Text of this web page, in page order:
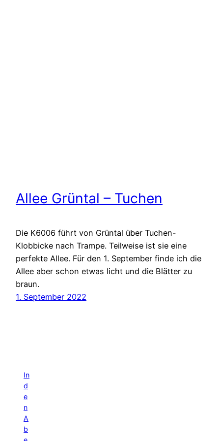
Allee Grüntal – Tuchen
Die K6006 führt von Grüntal über Tuchen-
Klobbicke nach Trampe. Teilweise ist sie eine
perfekte Allee. Für den 1. September finde ich die
Allee aber schon etwas licht und die Blätter zu
braun.
1. September 2022
In
d
e
n
A
b